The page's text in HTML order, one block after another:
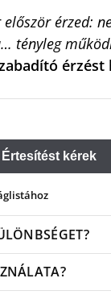
érzed:
tényleg
érzést